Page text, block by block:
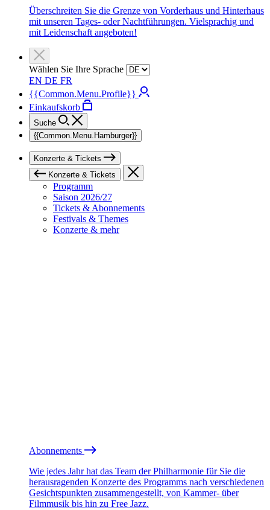
Überschreiten Sie die Grenze von Vorderhaus und Hinterhaus
mit unseren Tages- oder Nachtführungen. Vielsprachig und
mit Leidenschaft angeboten!
Wählen Sie Ihre Sprache
EN DE FR
{{Common.Menu.Profile}}
Einkaufskorb
Suche
{{Common.Menu.Hamburger}}
Konzerte & Tickets
Konzerte & Tickets
Programm
Saison 2026/27
Tickets & Abonnements
Festivals & Themes
Konzerte & mehr
Abonnements
Wie jedes Jahr hat das Team der Philharmonie für Sie die
herausragenden Konzerte des Programms nach verschiedenen
Gesichtspunkten zusammengestellt, von Kammer- über
Filmmusik bis hin zu Free Jazz.